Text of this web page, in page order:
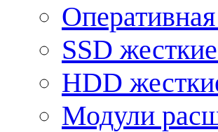
SSD
HDD
Модули